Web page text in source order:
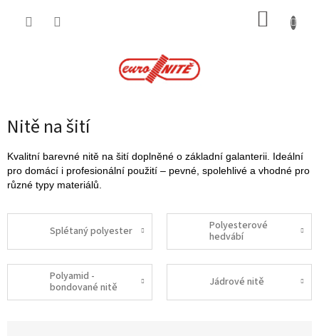
Nitě na šití
Kvalitní barevné nitě na šití doplněné o základní galanterii. Ideální
pro domácí i profesionální použití – pevné, spolehlivé a vhodné pro
různé typy materiálů.
Splétaný polyester
Polyesterové
hedvábí
Polyamid -
bondované nitě
Jádrové nitě